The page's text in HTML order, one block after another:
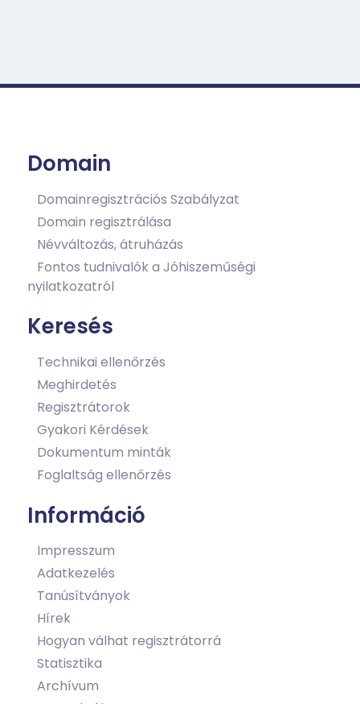
Domain
Domainregisztrációs Szabályzat
Domain regisztrálása
Névváltozás, átruházás
Fontos tudnivalók a Jóhiszeműségi
nyilatkozatról
Keresés
Technikai ellenőrzés
Meghirdetés
Regisztrátorok
Gyakori Kérdések
Dokumentum minták
Foglaltság ellenőrzés
Információ
Impresszum
Adatkezelés
Tanúsítványok
Hírek
Hogyan válhat regisztrátorrá
Statisztika
Archívum